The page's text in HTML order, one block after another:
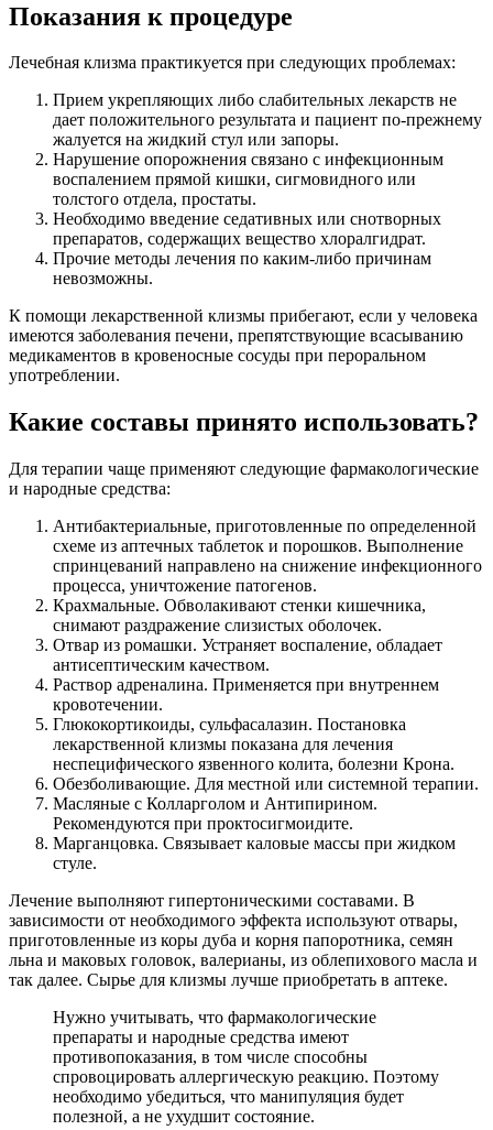
Показания к процедуре
Лечебная клизма практикуется при следующих проблемах:
Прием укрепляющих либо слабительных лекарств не
дает положительного результата и пациент по-прежнему
жалуется на жидкий стул или запоры.
Нарушение опорожнения связано с инфекционным
воспалением прямой кишки, сигмовидного или
толстого отдела, простаты.
Необходимо введение седативных или снотворных
препаратов, содержащих вещество хлоралгидрат.
Прочие методы лечения по каким-либо причинам
невозможны.
К помощи лекарственной клизмы прибегают, если у человека
имеются заболевания печени, препятствующие всасыванию
медикаментов в кровеносные сосуды при пероральном
употреблении.
Какие составы принято использовать?
Для терапии чаще применяют следующие фармакологические
и народные средства:
Антибактериальные, приготовленные по определенной
схеме из аптечных таблеток и порошков. Выполнение
спринцеваний направлено на снижение инфекционного
процесса, уничтожение патогенов.
Крахмальные. Обволакивают стенки кишечника,
снимают раздражение слизистых оболочек.
Отвар из ромашки. Устраняет воспаление, обладает
антисептическим качеством.
Раствор адреналина. Применяется при внутреннем
кровотечении.
Глюкокортикоиды, сульфасалазин. Постановка
лекарственной клизмы показана для лечения
неспецифического язвенного колита, болезни Крона.
Обезболивающие. Для местной или системной терапии.
Масляные с Колларголом и Антипирином.
Рекомендуются при проктосигмоидите.
Марганцовка. Связывает каловые массы при жидком
стуле.
Лечение выполняют гипертоническими составами. В
зависимости от необходимого эффекта используют отвары,
приготовленные из коры дуба и корня папоротника, семян
льна и маковых головок, валерианы, из облепихового масла и
так далее. Сырье для клизмы лучше приобретать в аптеке.
Нужно учитывать, что фармакологические
препараты и народные средства имеют
противопоказания, в том числе способны
спровоцировать аллергическую реакцию. Поэтому
необходимо убедиться, что манипуляция будет
полезной, а не ухудшит состояние.